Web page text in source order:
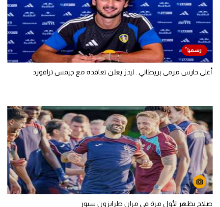
أغلى حارس مرمى بريطاني.. ليدز يعلن تعاقده مع جيمس ترافورد
صلاح يظهر لأول مرة في مران طرابزون سبور